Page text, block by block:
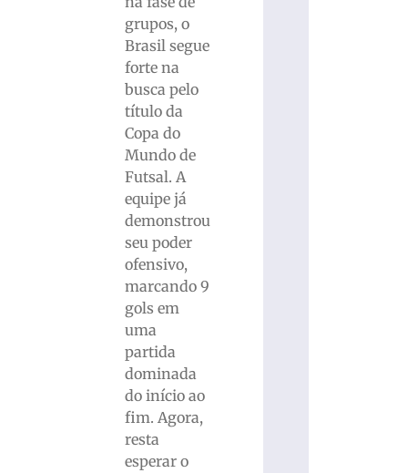
grupos, o
Brasil segue
forte na
busca pelo
título da
Copa do
Mundo de
Futsal. A
equipe já
demonstrou
seu poder
ofensivo,
marcando 9
gols em
uma
partida
dominada
do início ao
fim. Agora,
resta
esperar o